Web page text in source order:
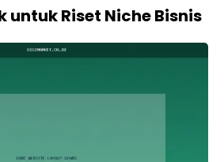
untuk Riset Niche Bisnis